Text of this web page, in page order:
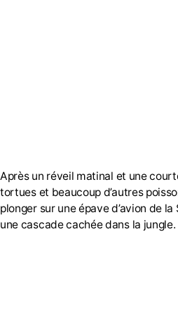
Après un réveil matinal et une
tortues et beaucoup d’autres
plonger sur une épave d’avion de
une cascade cachée dans la jungle.